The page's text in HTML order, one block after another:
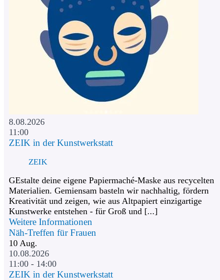
8.08.2026
11:00
ZEIK in der Kunstwerkstatt
ZEIK
GEstalte deine eigene Papiermaché-Maske aus recycelten
Materialien. Gemiensam basteln wir nachhaltig, fördern
Kreativität und zeigen, wie aus Altpapiert einzigartige
Kunstwerke entstehen - für Groß und [...]
Weitere Informationen
Näh-Treffen für Frauen
10 Aug.
10.08.2026
11:00 - 14:00
ZEIK in der Kunstwerkstatt